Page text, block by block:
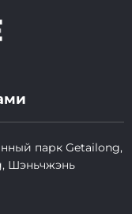
парк Getailong,
Шэньчжэнь